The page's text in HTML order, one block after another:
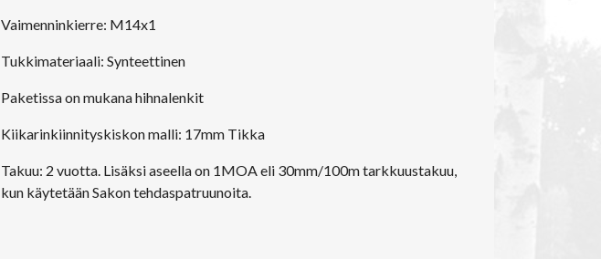
Vaimenninkierre: M14x1
Tukkimateriaali: Synteettinen
Paketissa on mukana hihnalenkit
Kiikarinkiinnityskiskon malli: 17mm Tikka
Takuu: 2 vuotta. Lisäksi aseella on 1MOA eli 30mm/100m tarkkuustakuu,
kun käytetään Sakon tehdaspatruunoita.